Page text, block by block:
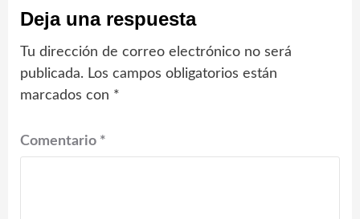
Deja una respuesta
Tu dirección de correo electrónico no será
publicada. Los campos obligatorios están
marcados con *
Comentario *